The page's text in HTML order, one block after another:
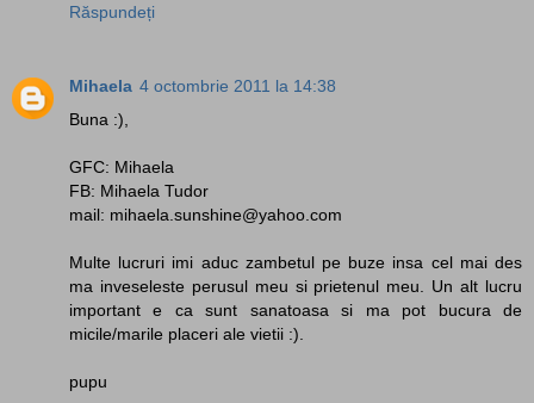
Răspundeți
Mihaela 4 octombrie 2011 la 14:38
Buna :),
GFC: Mihaela
FB: Mihaela Tudor
mail: mihaela.sunshine@yahoo.com
Multe lucruri imi aduc zambetul pe buze insa cel mai des
ma inveseleste perusul meu si prietenul meu. Un alt lucru
important e ca sunt sanatoasa si ma pot bucura de
micile/marile placeri ale vietii :).
pupu